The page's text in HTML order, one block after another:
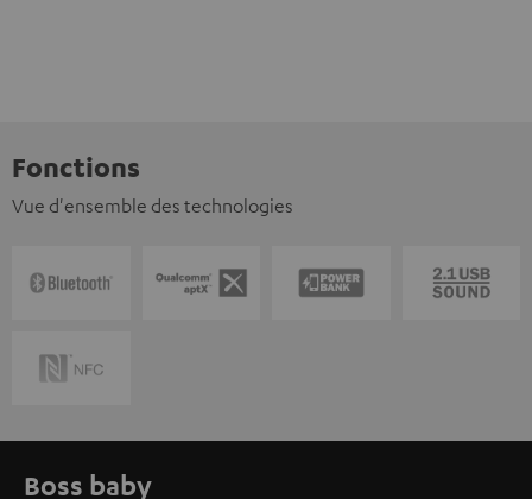
Fonctions
Vue d'ensemble des technologies
Boss baby